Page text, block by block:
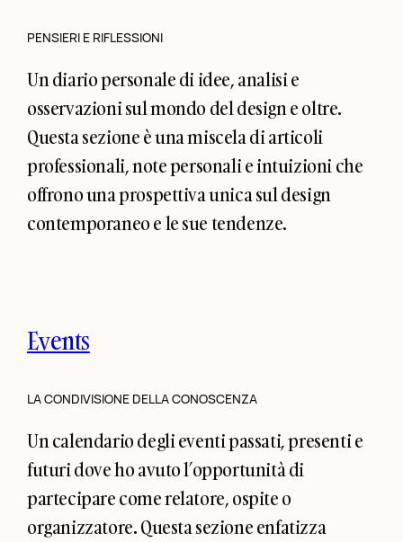
PENSIERI E RIFLESSIONI
Un diario personale di idee, analisi e
osservazioni sul mondo del design e oltre.
Questa sezione è una miscela di articoli
professionali, note personali e intuizioni che
offrono una prospettiva unica sul design
contemporaneo e le sue tendenze.
Events
LA CONDIVISIONE DELLA CONOSCENZA
Un calendario degli eventi passati, presenti e
futuri dove ho avuto l’opportunità di
partecipare come relatore, ospite o
organizzatore. Questa sezione enfatizza